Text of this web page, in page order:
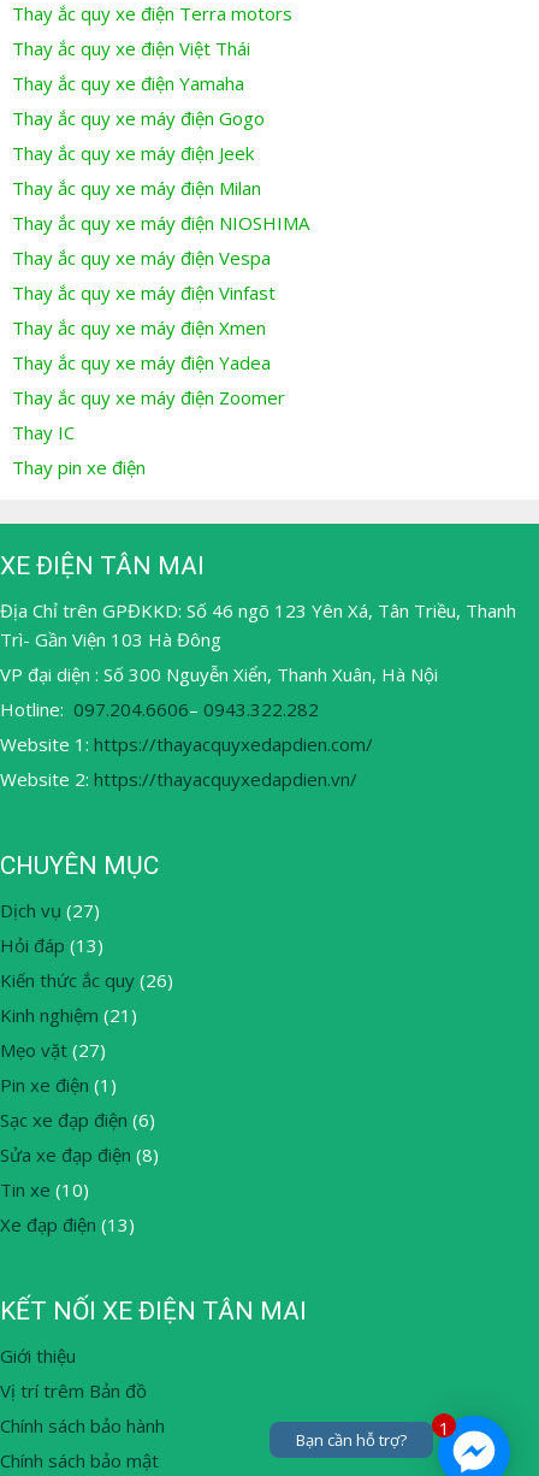
Thay ắc quy xe điện Terra motors
Thay ắc quy xe điện Việt Thái
Thay ắc quy xe điện Yamaha
Thay ắc quy xe máy điện Gogo
Thay ắc quy xe máy điện Jeek
Thay ắc quy xe máy điện Milan
Thay ắc quy xe máy điện NIOSHIMA
Thay ắc quy xe máy điện Vespa
Thay ắc quy xe máy điện Vinfast
Thay ắc quy xe máy điện Xmen
Thay ắc quy xe máy điện Yadea
Thay ắc quy xe máy điện Zoomer
Thay IC
Thay pin xe điện
XE ĐIỆN TÂN MAI
Địa Chỉ trên GPĐKKD: Số 46 ngõ 123 Yên Xá, Tân Triều, Thanh
Trì- Gần Viện 103 Hà Đông
VP đại diện : Số 300 Nguyễn Xiển, Thanh Xuân, Hà Nội
Hotline: 097.204.6606– 0943.322.282
Website 1: https://thayacquyxedapdien.com/
Website 2: https://thayacquyxedapdien.vn/
CHUYÊN MỤC
Dịch vụ (27)
Hỏi đáp (13)
Kiến thức ắc quy (26)
Kinh nghiệm (21)
Mẹo vặt (27)
Pin xe điện (1)
Sạc xe đạp điện (6)
Sửa xe đạp điện (8)
Tin xe (10)
Xe đạp điện (13)
KẾT NỐI XE ĐIỆN TÂN MAI
Giới thiệu
Vị trí trêm Bản đồ
Chính sách bảo hành
Chính sách bảo mật
1
Bạn cần hỗ trợ?